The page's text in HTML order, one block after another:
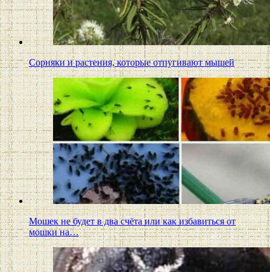
Сорняки и растения, которые отпугивают мышей
Мошек не будет в два счёта или как избавиться от
мошки на…